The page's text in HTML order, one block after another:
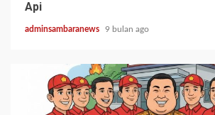
Api
adminsambaranews 9 bulan ago